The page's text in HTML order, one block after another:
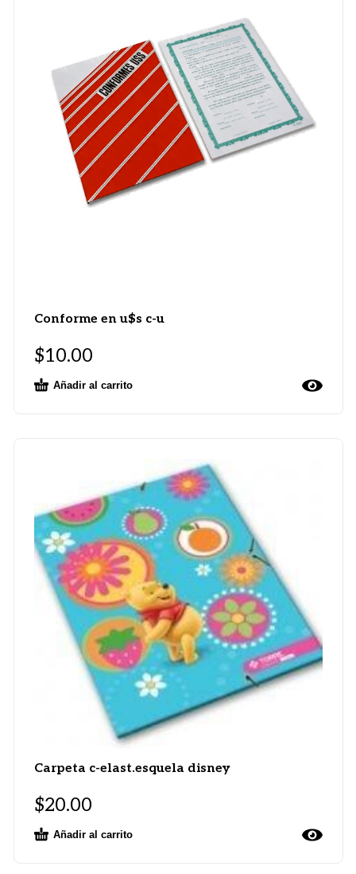
Conforme en u$s c-u
$10.00
Añadir al carrito
Carpeta c-elast.esquela disney
$20.00
Añadir al carrito